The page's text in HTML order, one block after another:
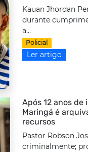
Kauan Jhordan
durante
a...
Policial
Ler artigo
Após 12 anos
Maringá é
recursos
Pastor Robson
criminalmente;